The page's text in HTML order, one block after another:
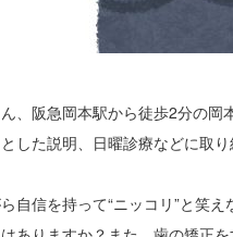
、阪急岡本駅から徒歩2分の
した説明、日曜診療などに取り
自信を持って“ニッコリ”と笑